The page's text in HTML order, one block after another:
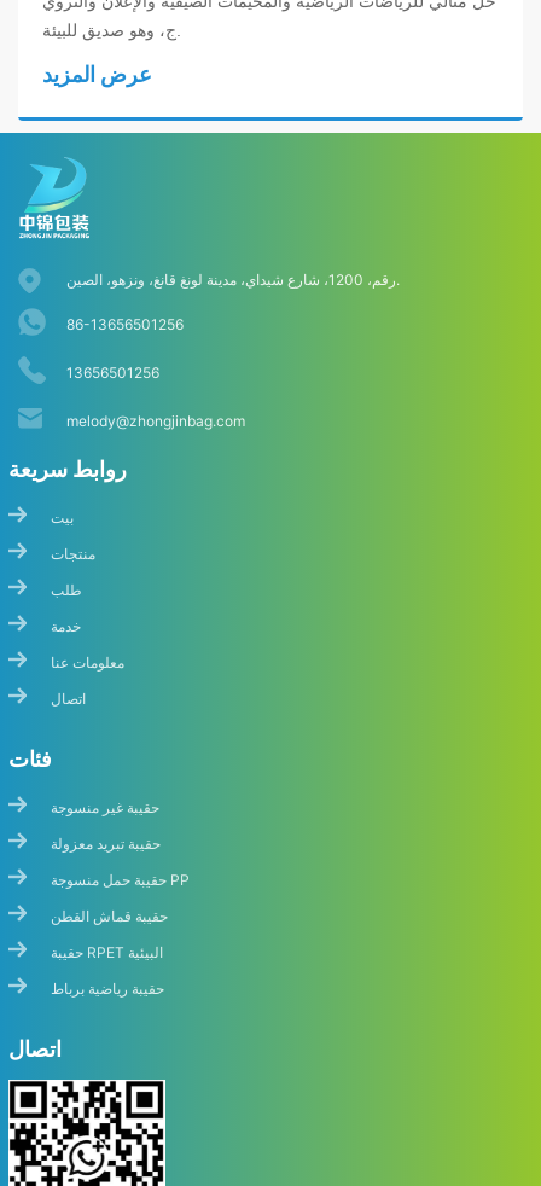
عرض المزيد
ابدأ الدردشة
رقم، 1200، شارع شيداي، مدينة لونغ قانغ، ونزهو، الصين.
86-13656501256
13656501256
melody@zhongjinbag.com
روابط سريعة
بيت
منتجات
طلب
خدمة
معلومات عنا
اتصال
فئات
حقيبة غير منسوجة
حقيبة تبريد معزولة
حقيبة حمل منسوجة PP
حقيبة قماش القطن
حقيبة RPET البيئية
حقيبة رياضية برباط
اتصال